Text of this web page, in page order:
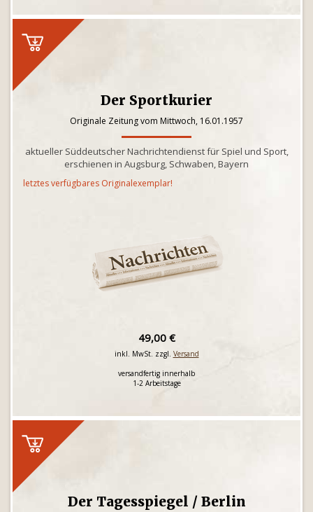
Der Sportkurier
Originale Zeitung vom Mittwoch, 16.01.1957
aktueller Süddeutscher Nachrichtendienst für Spiel und Sport,
erschienen in Augsburg, Schwaben, Bayern
letztes verfügbares Originalexemplar!
49,00 €
inkl. MwSt. zzgl. Versand
versandfertig innerhalb
1-2 Arbeitstage
Der Tagesspiegel / Berlin